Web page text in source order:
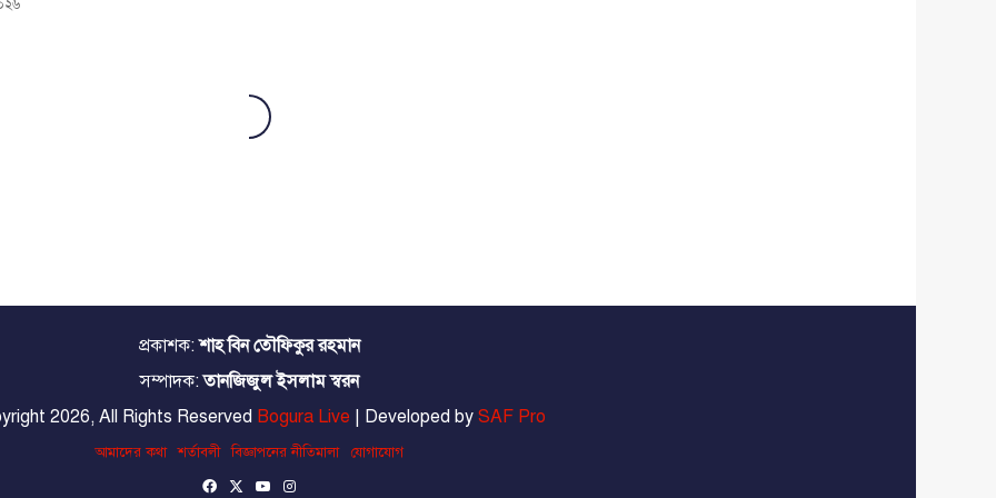
প্রকাশক:শাহ বিন তৌফিকুর রহমান
সম্পাদক:তানজিজুল ইসলাম স্বরন
2026, All Rights Reserved Bogura Live | Developed by SAF Pro
আমাদের কথা শর্তাবলী বিজ্ঞাপনের নীতিমালা
যোগাযোগ
Facebook
X YouTubeInstagram